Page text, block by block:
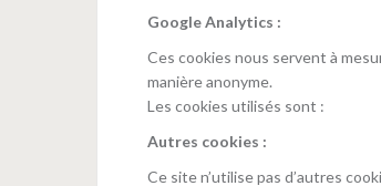
Google Analytics :
Ces cookies nous servent à
manière anonyme.
Les cookies utilisés sont :
Autres cookies :
Ce site n’utilise pas d’autres